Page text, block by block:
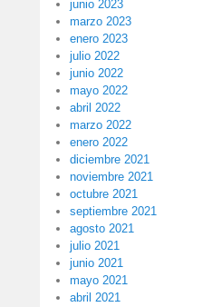
junio 2023
marzo 2023
enero 2023
julio 2022
junio 2022
mayo 2022
abril 2022
marzo 2022
enero 2022
diciembre 2021
noviembre 2021
octubre 2021
septiembre 2021
agosto 2021
julio 2021
junio 2021
mayo 2021
abril 2021